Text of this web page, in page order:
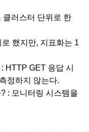
클러스터 단위로 한
했지만, 지표화는 1
HTTP GET 응답 시
정하지 않는다.
: 모니터링 시스템을